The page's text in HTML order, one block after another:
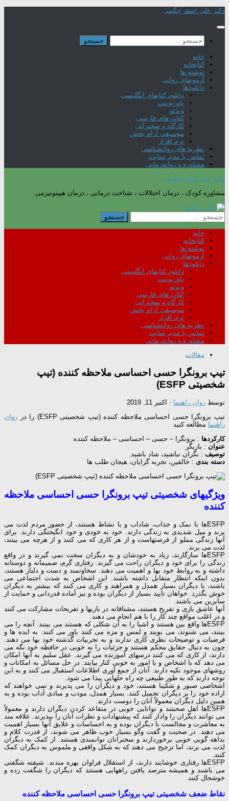
Skip
content
دکتر علی اصغر چگینی
جستجو
برای:
خانه
کتابخانه
نوشته ها
آزمونهای روانی
دانلودها
دانلود کتابهای انگلیسی
پاورپوینت
ویدئو
کتاب های فارسی
کارگاه و سخنرانی
موسیقی آرام بخش
نرم افزار
نظریه های روانشناسی
تماس با مدیر سایت
مشاوره و رواندرمانی
دکتر علی اصغر چگینی
مشاوره کودک ، درمان اختلالات ، شناخت درمانی ، درمان هیپنوتیزمی
جستجو
برای:
خانه
کتابخانه
نوشته ها
آزمونهای روانی
دانلودها
دانلود کتابهای انگلیسی
پاورپوینت
ویدئو
کتاب های فارسی
کارگاه و سخنرانی
موسیقی آرام بخش
نرم افزار
نظریه های روانشناسی
تماس با مدیر سایت
مشاوره و رواندرمانی
مقالات
تیپ برونگرا حسی احساسی ملاحظه کننده (تیپ
شخصیتی ESFP)
توسط روان راهنما · اکتبر 11, 2019
تیپ برونگرا حسی احساسی ملاحظه کننده (تیپ شخصیتی ESFP) را در
روان
راهنما مطالعه کنید
کارکردها : برونگرا – حسی – احساسی – ملاحظه کننده
عنوان : بازیگر
توصیف : نگران نباشید، شاد باشید.
دسته بندی : خالقین، تجربه گرایان، هیجان طلب ها
ویژگیهای شخصیتی تیپ برونگرا حسی احساسی ملاحظه
کننده
ESFPها با نمک و جذاب، شاداب و با نشاط هستند، از حضور مردم لذت می
برند و میل شدیدی به زندگی دارند. خود به خودی و خود انگیختگی دارند. برای
آنها زندگی مملو از فرصتهاست و از هر کاری که می کنند و از هرچه می بینند،
لذت می برند.
ESFPها سازگارند، زیاد به خودشان و به دیگران سخت نمی گیرند و در واقع
زندگی را برای خود و دیگران راحت می گیرند. رفتاری گرم، صمیمانه و دوستانه
داشته و به روابط خود بها و اهمیت می دهند. سخاوتمند و دست و دلباز هستند،
بدون اینکه انتظار متقابل داشته باشند. این اشخاص به شدت اجتماعی می
باشند، با دیگران بسیار همدل و همراهند و کاری می کنند که بیشتر به دیگران
خوش بگذرد. خواهان تایید بسیار از دیگران بوده و نیز آماده قدردانی و حمایت از
سایرین می باشند.
آنها عاشق بازی و تفریح هستند، مشتاقانه در بازیها و تفریحات مشارکت می کنند
و در اغلب مواقع چند کار را با هم انجام می دهند.
ESFPها واقع بین هستند و اشیا را به آن شکلی که هستند می بینند. آنچه را می
بینند، می شنوند، می بویند و لمس و مزه می کنند باور می کنند. به ایده ها و
فرضیات و توضیحات نظری کاری ندارند و به تجربیات گذشته خود بها می دهند.
چون به دنبال حقایق محکم هستند و جزئیات را به خوبی در حافظه خود نگه می
دارند، از کاری که می کنند درسهای آموزنده می گیرند. عقل سلیم به آنها امکان
می دهد که با اشخاص و با امور به خوبی کنار بیایند. در حل مسائل به امكانات و
روشهای موجود تكیه دارند. آنان از جمع آوری اطلاعات استقبال می کنند و به این
توجه دارند که به طور طبیعی چه راه حلهایی پیدا می شود.
اشخاصی صبور و شکیبا هستند، خود و دیگران را می پذیرند و نمی خواهند که
اراده خود را بر دیگران تحمیل کنند. بسیار همدل، مودب و مبادی آداب بوده و به
همین دلیل دیگران معمولاً آنان را دوست دارند.
ESFPها اهل صحبتند و توانایی خوبی در متقاعد كردن دیگران دارند و معمولاً
می توانند دیگران را وادار کنند که پیشنهادات و نظرات آنان را بپذیرند. علاقه مند
به معاشرت و مجالست با دیگران بوده و به احساسات و علایق آنها بسیار اهمیت
می دهند. در صحبت و گفت وگو بسیار خوب ظاهر می شوند، از قدرت کلام و
بداهه گویی خوبی برخوردارند و سخنرانان توانمندی هستند. از کمک به دیگران
لذت می برند، اما ترجیح می دهند که به شکل واقعی و ملموس به دیگران کمک
کنند.
ESFPها رفتاری خوشایند دارند، از استقلال فراوان بهره مندند. شیفته شگفتی
می باشند و همیشه مترصد یافتن راههایی هستند که دیگران را شگفت زده و
خوشحال کنند.
نقاط ضعف شخصیتی تیپ برونگرا حسی احساسی ملاحظه کننده